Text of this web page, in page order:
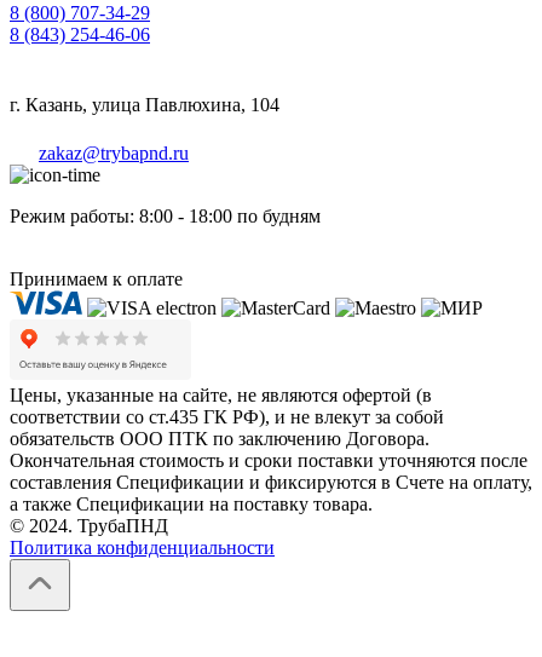
8 (800) 707-34-29
8 (843) 254-46-06
г. Казань, улица Павлюхина, 104
zakaz@trybapnd.ru
Режим работы: 8:00 - 18:00 по будням
Принимаем к оплате
Цены, указанные на сайте, не являются офертой (в
соответствии со ст.435 ГК РФ), и не влекут за собой
обязательств ООО ПТК по заключению Договора.
Окончательная стоимость и сроки поставки уточняются после
составления Спецификации и фиксируются в Счете на оплату,
а также Спецификации на поставку товара.
© 2024. ТрубаПНД
Политика конфиденциальности